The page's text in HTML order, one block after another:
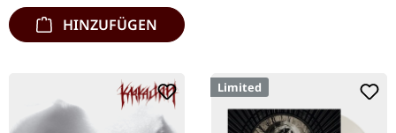
HINZUFÜGEN
Limited